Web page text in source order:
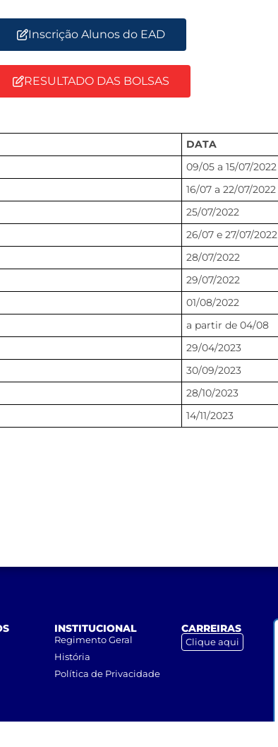
Inscrição Alunos do EAD
RESULTADO DAS BOLSAS
DATA
09/05 a 15/07/2022
16/07 a 22/07/2022
25/07/2022
26/07 e 27/07/2022
28/07/2022
29/07/2022
01/08/2022
a partir de 04/08
29/04/2023
30/09/2023
28/10/2023
14/11/2023
INSTITUCIONAL
Regimento Geral
História
Política de Privacidade
CARREIRAS
Clique aqui